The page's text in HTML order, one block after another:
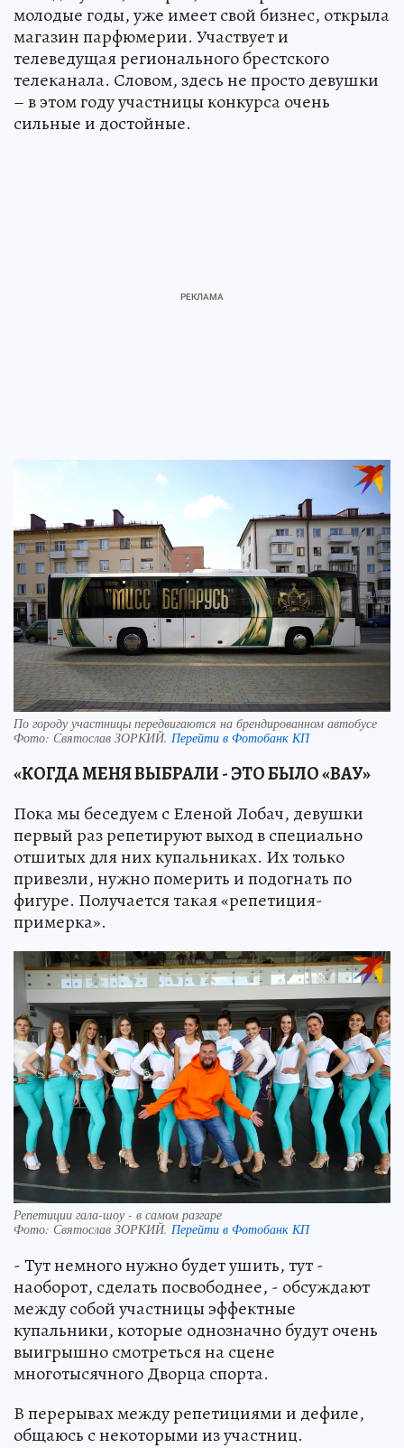
молодые годы, уже имеет свой бизнес, открыла
магазин парфюмерии. Участвует и
телеведущая регионального брестского
телеканала. Словом, здесь не просто девушки
– в этом году участницы конкурса очень
сильные и достойные.
По городу участницы передвигаются на брендированном автобусе
Фото: Святослав ЗОРКИЙ. Перейти в Фотобанк КП
«КОГДА МЕНЯ ВЫБРАЛИ - ЭТО БЫЛО «ВАУ»
Пока мы беседуем с Еленой Лобач, девушки
первый раз репетируют выход в специально
отшитых для них купальниках. Их только
привезли, нужно померить и подогнать по
фигуре. Получается такая «репетиция-
примерка».
Репетиции гала-шоу - в самом разгаре
Фото: Святослав ЗОРКИЙ. Перейти в Фотобанк КП
- Тут немного нужно будет ушить, тут -
наоборот, сделать посвободнее, - обсуждают
между собой участницы эффектные
купальники, которые однозначно будут очень
выигрышно смотреться на сцене
многотысячного Дворца спорта.
В перерывах между репетициями и дефиле,
общаюсь с некоторыми из участниц.